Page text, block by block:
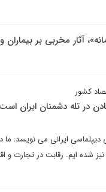
آثار مخربی بر
کشور
در تله دشمنان ایران است
ایرانی می نویسد:
نیز شده ایم. رقابت در تجارت